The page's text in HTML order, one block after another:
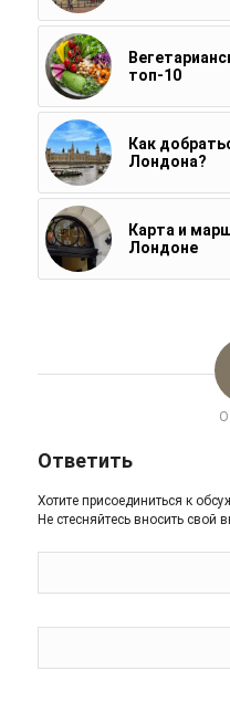
топ-10
Как
Лондона?
Карта и
Лондоне
Ответить
Хотите присоединиться к
Не стесняйтесь вносить свой